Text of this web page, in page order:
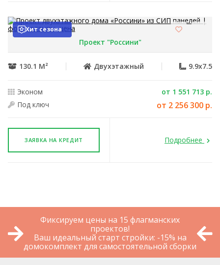
Хит сезона
Проект "Россини"
130.1 М² Двухэтажный 9.9x7.5
Эконом
от 1 551 713 р.
Под ключ
от 2 256 300 р.
ЗАЯВКА НА КРЕДИТ Подробнее
Фиксируем цены на 15 флагманских
проектов!
Ваш идеальный старт стройки: -15% на
домокомплект для самостоятельной сборки